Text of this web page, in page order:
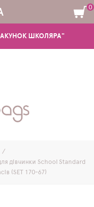
ШКОЛЯРА"
0
дівчинки School Standard
(SET 170-67)